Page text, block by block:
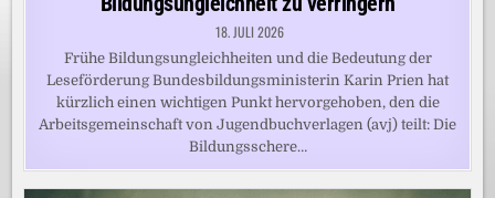
18. JULI 2026
Frühe Bildungsungleichheiten und die Bedeutung der
Leseförderung Bundesbildungsministerin Karin Prien hat
kürzlich einen wichtigen Punkt hervorgehoben, den die
Arbeitsgemeinschaft von Jugendbuchverlagen (avj) teilt: Die
Bildungsschere…